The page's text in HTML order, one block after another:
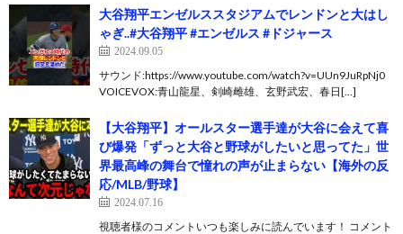
大谷翔平エンゼルススタジアムでレンドンと大はし
ゃぎ..#大谷翔平 #エンゼルス #ドジャース
2024.09.05
サウンド:https://www.youtube.com/watch?v=UUn9JuRpNj0
VOICEVOX:青山龍星、剣崎雌雄、玄野武宏、春日[…]
【大谷翔平】オールスター選手達が大谷に会えて喜
び爆発「ずっと大谷と野球がしたいと思ってた」世
界最高峰の舞台で憧れの声が止まらない【海外の反
応/MLB/野球】
2024.07.16
視聴者様のコメントいつも楽しみに読んでいます！ コメント